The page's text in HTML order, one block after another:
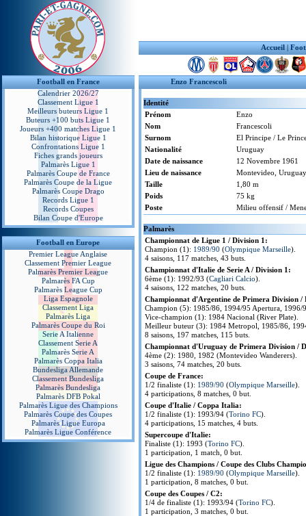
Accueil |
Football en France
Calendrier 2026/27
Classement Ligue 1
Meilleurs buteurs Ligue 1
Buteurs +100 buts Ligue 1
Joueurs +400 matches Ligue 1
Bilan historique Ligue 1
Confrontations Ligue 1
Fiches grands joueurs
Palmarès Ligue 1
Palmarès Coupe de France
Palmarès Coupe de la Ligue
Palmarès Coupe Drago
Records Ligue 1
Records Coupes
Bilan Coupe d'Europe
Football en Europe
Premier League Anglaise
Classement Premier League
Palmarès Premier League
Palmarès FA Cup
Palmarès League Cup
Liga Espagnole
Classement Liga
Palmarès Liga
Palmarès Coupe du Roi
Serie A Italienne
Classement Serie A
Palmarès Serie A
Palmarès Coppa Italia
Bundesliga Allemande
Classement Bundesliga
Palmarès Bundesliga
Palmarès DFB Pokal
Palmarès Ligue des Champions
Palmarès Coupe des Coupes
Palmarès Ligue Europa
Palmarès Ligue Conférence
Enzo Francescoli
Identité
Prénom
Enzo
Nom
Francescoli
Surnom
El Principe / Le
Nationalité
Uruguay
Date de naissance
12 Novembre 1961
Lieu de naissance
Montevideo, Uruguay
Taille
1,80 m
Poids
75 kg
Poste
Milieu offensif /
Palmarès
Championnat de Ligue 1 / Division 1:
Champion (1): 1989/90 (Olympique Marseille).
4 saisons, 117 matches, 43 buts.
Championnat d'Italie de Serie A / Division 1:
6ème (1): 1992/93 (Cagliari Calcio).
4 saisons, 122 matches, 20 buts.
Championnat d'Argentine de Primera Division /
Champion (5): 1985/86, 1994/95 Apertura, 1996/
Vice-champion (1): 1984 Nacional (River Plate).
Meilleur buteur (3): 1984 Metropol, 1985/86,
8 saisons, 197 matches, 115 buts.
Championnat d'Uruguay de Primera Division /
4ème (2): 1980, 1982 (Montevideo Wanderers).
3 saisons, 74 matches, 20 buts.
Coupe de France:
1/2 finaliste (1): 1989/90 (Olympique Marseille).
4 participations, 8 matches, 0 but.
Coupe d'Italie / Coppa Italia:
1/2 finaliste (1): 1993/94 (Torino FC).
4 participations, 15 matches, 4 buts.
Supercoupe d'Italie:
Finaliste (1): 1993 (Torino FC).
1 participation, 1 match, 0 but.
Ligue des Champions / Coupe des Clubs
1/2 finaliste (1): 1989/90 (Olympique Marseille).
1 participation, 8 matches, 0 but.
Coupe des Coupes / C2:
1/4 de finaliste (1): 1993/94 (Torino FC).
1 participation, 3 matches, 0 but.